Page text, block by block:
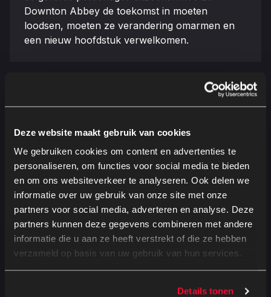
Deze website maakt gebruik van cookies
We gebruiken cookies om content en advertenties te
personaliseren, om functies voor social media te bieden
en om ons websiteverkeer te analyseren. Ook delen we
informatie over uw gebruik van onze site met onze
partners voor social media, adverteren en analyse. Deze
partners kunnen deze gegevens combineren met andere
informatie die u aan ze heeft verstrekt of die ze hebben
verzameld op basis van uw gebruik van hun services.
Details tonen
Downton Abbey de toekomst in moeten
loodsen, moeten ze verandering omarmen en
een nieuw hoofdstuk verwelkomen.
Regisseur
Simon Curtis
Genres
Drama
124 minuten Engels
Ondertiteling
Nederlands ondertiteld
Releasedatum
10 september 2025